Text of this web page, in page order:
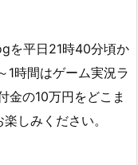
を平日21時40分頃か
1時間はゲーム実況ラ
金の10万円をどこま
しみください。